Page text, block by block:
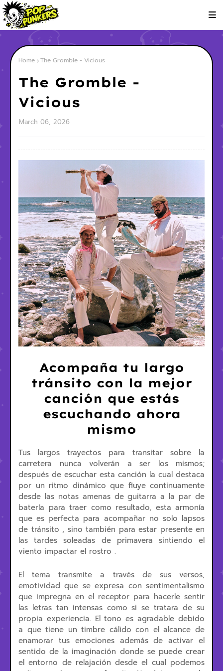
Home The Gromble - Vicious
The Gromble -
Vicious
March 06, 2026
Acompaña tu largo
tránsito con la mejor
canción que estás
escuchando ahora
mismo
Tus largos trayectos para transitar sobre la
carretera nunca volverán a ser los mismos;
después de escuchar esta canción la cual destaca
por un ritmo dinámico que fluye continuamente
desde las notas amenas de guitarra a la par de
batería para traer como resultado, esta armonía
que es perfecta para acompañar no solo lapsos
de tránsito , sino también para estar presente en
las tardes soleadas de primavera sintiendo el
viento impactar el rostro .
El tema transmite a través de sus versos,
emotividad que se expresa con sentimentalismo
que impregna en el receptor para hacerle sentir
las letras tan intensas como si se tratara de su
propia experiencia. El tono es agradable debido
a que tiene un timbre cálido con el alcance de
enamorar tus emociones además de activar el
sentido de la imaginación donde se puede crear
el entorno de relajación desde el cual podemos